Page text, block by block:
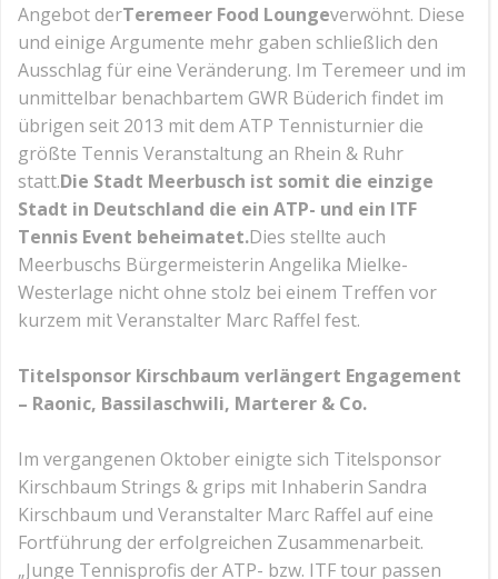
Angebot derTeremeer Food Loungeverwöhnt. Diese
und einige Argumente mehr gaben schließlich den
Ausschlag für eine Veränderung. Im Teremeer und im
unmittelbar benachbartem GWR Büderich findet im
übrigen seit 2013 mit dem ATP Tennisturnier die
größte Tennis Veranstaltung an Rhein & Ruhr
statt.Die Stadt Meerbusch ist somit die einzige
Stadt in Deutschland die ein ATP- und ein ITF
Tennis Event beheimatet.Dies stellte auch
Meerbuschs Bürgermeisterin Angelika Mielke-
Westerlage nicht ohne stolz bei einem Treffen vor
kurzem mit Veranstalter Marc Raffel fest.
Titelsponsor Kirschbaum verlängert Engagement
– Raonic, Bassilaschwili, Marterer & Co.
Im vergangenen Oktober einigte sich Titelsponsor
Kirschbaum Strings & grips mit Inhaberin Sandra
Kirschbaum und Veranstalter Marc Raffel auf eine
Fortführung der erfolgreichen Zusammenarbeit.
„Junge Tennisprofis der ATP- bzw. ITF tour passen